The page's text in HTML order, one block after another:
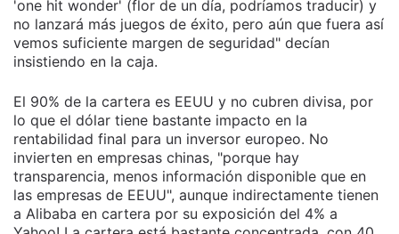
'one hit wonder' (flor de un día, podríamos traducir) y
no lanzará más juegos de éxito, pero aún que fuera así
vemos suficiente margen de seguridad" decían
insistiendo en la caja.
El 90% de la cartera es EEUU y no cubren divisa, por
lo que el dólar tiene bastante impacto en la
rentabilidad final para un inversor europeo. No
invierten en empresas chinas, "porque hay
transparencia, menos información disponible que en
las empresas de EEUU", aunque indirectamente tienen
a Alibaba en cartera por su exposición del 4% a